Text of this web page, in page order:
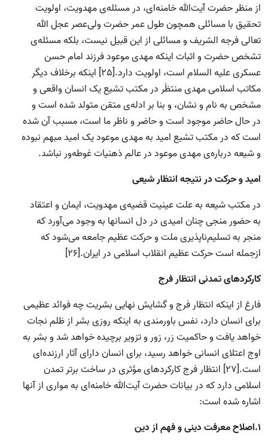
از منظر حضرت آیت‌الله خامنه‌ای، در مسئله‌ی مهدویت، اولویت
تحقیق با مسائلی همچون طول عمر حضرت ولی‌عصر عجل الله
تعالی فرجه الشریف و مسائلی از این قبیل نیست، بلکه مسئله‌ی
تشخص حضرت و اثبات اینکه مهدی موعود فرزند امام حسن
عسکری علیه السلام است، اولویت دارد.[25] اینکه برخلاف دیگر
مکاتب اسلامی مهدی منتظَر در مکتب تشیع یک انسان واقعی و
مشخص به نام و نشان، و بنا بر ادله‌ی متقن متولد شده است و
در حال حاضر موجود است و حاضر و ناظر ما است، مسبب آن شده
است که در مکتب تشیع امید به مهدی موعود یک امید مبهم نبوده
و شیعه درباره‌ی مهدی موعود در عالم ذهنیات غوطه‌ور نباشد.
امید و حرکت در نتیجه انتظار شیعی
در مکتب شیعه به علت عینیت قضیه‌ی مهدویت، ایمان و اعتقاد
به حضور منجی چنان امیدی در دل انسانها به وجود می‌آورد که
منجر به تسلیم‌ناپذیری ملت و حرکت عظیم جامعه می‌شود که
ازجمله است حرکت عظیم انقلاب اسلامی در ایران.[26]
کارکردهای تمدنی انتظار فرج
فارغ از اینکه انتظار فرج و گشایش نهایی بشریت چه فوائد عظیمی
برای انسان دارد، نفس باورمندی به اینکه روزی بشر از ظلم نجات
خواهد یافت و حاکمیت زر، زور و تزویر برچیده خواهد شد و بشر به
اوج اعتلای انسانی خواهد رسید، برای انسان دارای آثار ارزنده‌ای
است.[27] انتظار فرج کارکردهای مؤثری در ساخت برتر تمدن
اسلامی دارد که در بیانات حضرت آیت‌الله خامنه‌ای به مواری از آنها
اشاره شده است:
1.اصلاح معرفت دینی و فهم از دین